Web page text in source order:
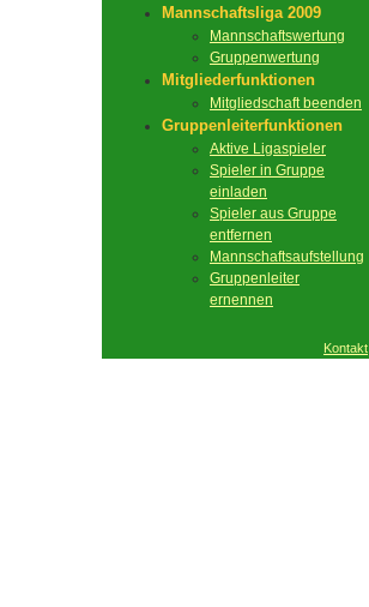
Mannschaftsliga 2009
Mannschaftswertung
Gruppenwertung
Mitgliederfunktionen
Mitgliedschaft beenden
Gruppenleiterfunktionen
Aktive Ligaspieler
Spieler in Gruppe
einladen
Spieler aus Gruppe
entfernen
Mannschaftsaufstellung
Gruppenleiter
ernennen
Kontakt